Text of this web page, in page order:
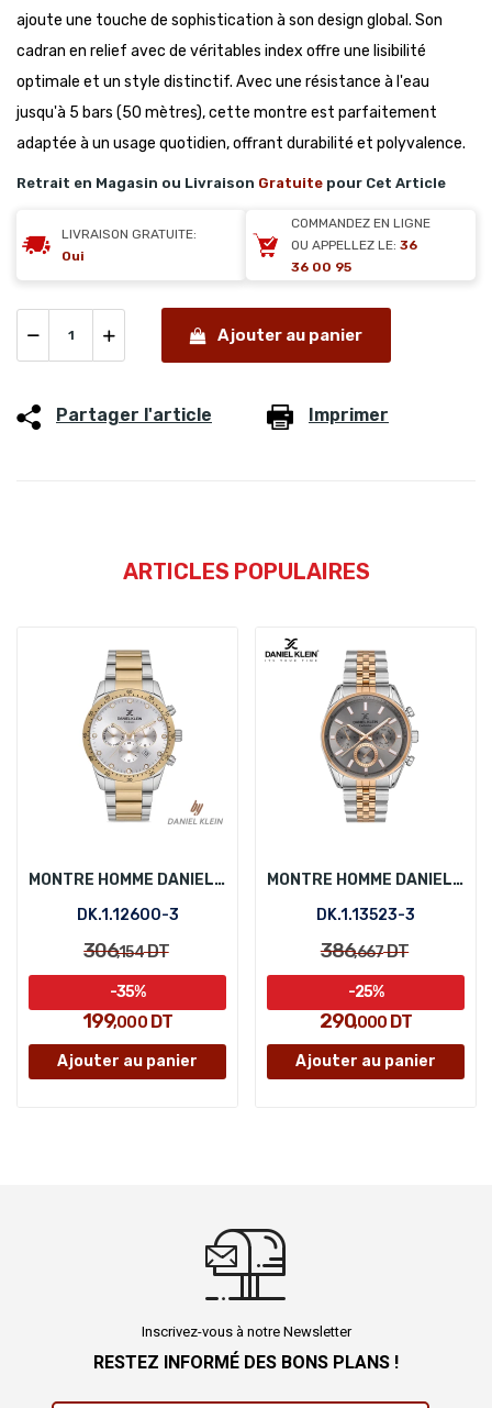
ajoute une touche de sophistication à son design global. Son
cadran en relief avec de véritables index offre une lisibilité
optimale et un style distinctif. Avec une résistance à l'eau
jusqu'à 5 bars (50 mètres), cette montre est parfaitement
adaptée à un usage quotidien, offrant durabilité et polyvalence.
Retrait en Magasin ou Livraison Gratuite pour Cet Article
LIVRAISON GRATUITE:
Oui
COMMANDEZ EN LIGNE
OU APPELLEZ LE: 36
36 00 95
Ajouter au panier
Partager l'article Imprimer
ARTICLES POPULAIRES
MONTRE HOMME DANIEL KLEIN DK.1.12600-3
DK.1.12600-3
306,154DT
199,000DT
-35%
Ajouter au panier
MONTRE HOMME DANIEL KLEIN DK.1.13523-3
DK.1.13523-3
386,667DT
290,000 DT
-25%
Ajouter au panier
Inscrivez-vous à notre Newsletter
RESTEZ INFORMÉ DES BONS PLANS !